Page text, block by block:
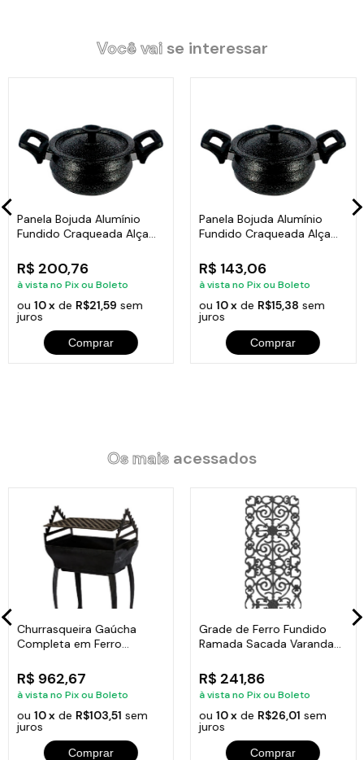
Qualidade Imensurável.
Medidas: 18x9,5cm.
Peso: 0,700g.
Litragem: 2L.
Espessura: 3mm.
Material: Alumínio Fundido Polido.
Alça: Baquelite.
Batoque: Segue conforme a foto.
Itens Inclusos:
Vermelha N06
Você vaise interessar
Panela Bojuda Alumínio
Fundido Craqueada Alça
R$ 200,76
à vista no Pix ou Boleto
ou 10 xde R$21,59 sem
juros
Comprar
Panela Bojuda Alumínio
Fundido Craqueada Alça
R$ 143,06
à vista no Pix ou Boleto
ou 10 xde R$15,38 sem
juros
Comprar
Os mais acessados
Churrasqueira Gaúcha
Completa em Ferro
R$ 962,67
à vista no Pix ou Boleto
ou 10 xde R$103,51 sem
juros
Comprar
Grade de Ferro Fundido
Ramada Sacada Varanda
R$ 241,86
à vista no Pix ou Boleto
ou 10 xde R$26,01 sem
juros
Comprar